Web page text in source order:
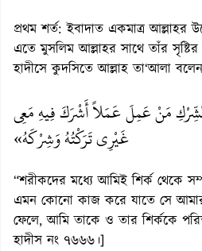
প্রথম শর্ত: ইবাদাত একমাত্র আল্লাহর
এতে মুসলিম আল্লাহর সাথে তাঁর
হাদীসে কুদসিতে আল্লাহ তা‘আলা
مَنْ عَمِلَ عَمَلاً أَشْرَكَ فِيهِ مَعِى
غَيْرِى تَرَكْتُهُ وَشِرْكَهُ»
“শরীকদের মধ্যে আমিই শির্ক থেকে
এমন কোনো কাজ করে যাতে সে
ফেলে, আমি তাকে ও তার শির্ককে
হাদীস নং ৭৬৬৬।]